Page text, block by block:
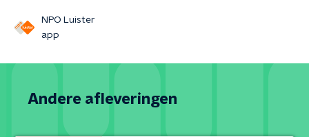
NPO Luister
app
Andere afleveringen